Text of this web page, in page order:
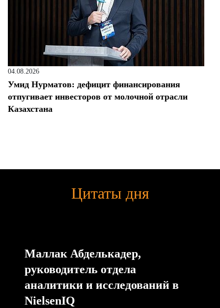
04.08.2026
Умид Нурматов: дефицит финансирования
отпугивает инвесторов от молочной отрасли
Казахстана
Цитаты дня
Маллак Абделькадер,
руководитель отдела
аналитики и исследований в
NielsenIQ